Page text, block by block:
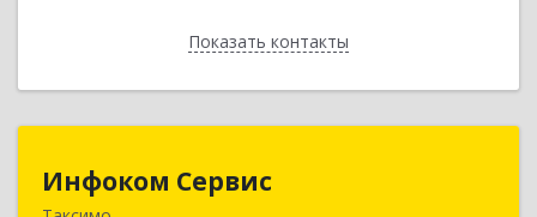
Показать контакты
Назад
Инфоком Сервис